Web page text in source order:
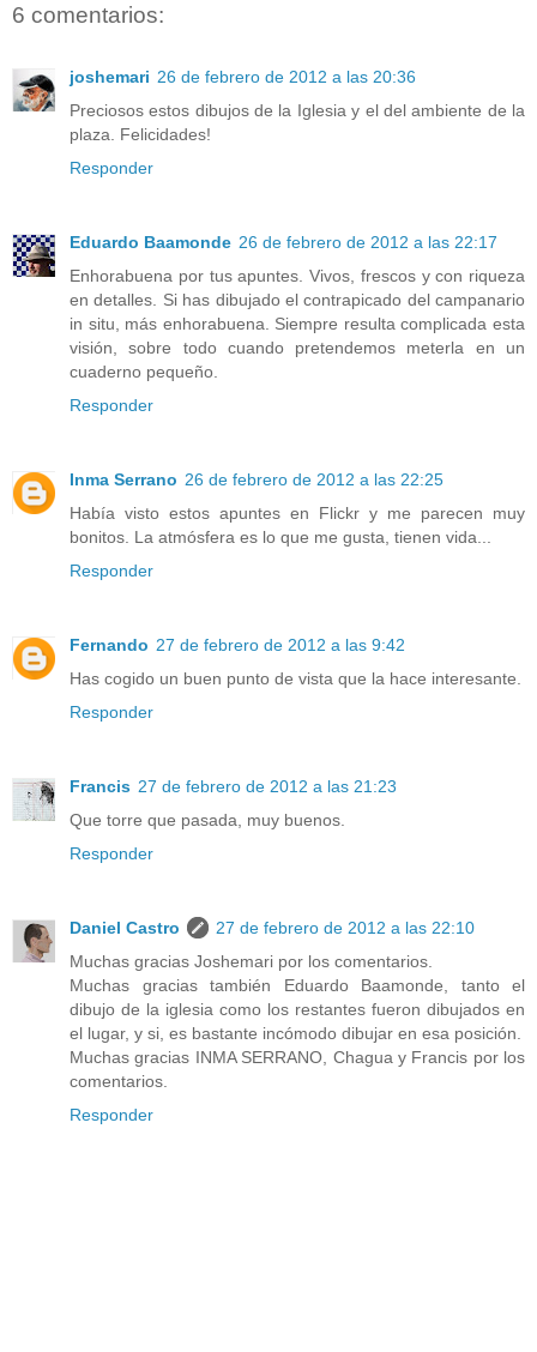
6 comentarios:
joshemari 26 de febrero de 2012 a las 20:36
Preciosos estos dibujos de la Iglesia y el del ambiente de la
plaza. Felicidades!
Responder
Eduardo Baamonde 26 de febrero de 2012 a las 22:17
Enhorabuena por tus apuntes. Vivos, frescos y con riqueza
en detalles. Si has dibujado el contrapicado del campanario
in situ, más enhorabuena. Siempre resulta complicada esta
visión, sobre todo cuando pretendemos meterla en un
cuaderno pequeño.
Responder
Inma Serrano 26 de febrero de 2012 a las 22:25
Había visto estos apuntes en Flickr y me parecen muy
bonitos. La atmósfera es lo que me gusta, tienen vida...
Responder
Fernando 27 de febrero de 2012 a las 9:42
Has cogido un buen punto de vista que la hace interesante.
Responder
Francis 27 de febrero de 2012 a las 21:23
Que torre que pasada, muy buenos.
Responder
Daniel Castro
27 de febrero de 2012 a las 22:10
Muchas gracias Joshemari por los comentarios.
Muchas gracias también Eduardo Baamonde, tanto el
dibujo de la iglesia como los restantes fueron dibujados en
el lugar, y si, es bastante incómodo dibujar en esa posición.
Muchas gracias INMA SERRANO, Chagua y Francis por los
comentarios.
Responder